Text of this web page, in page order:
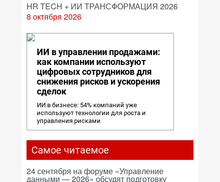
HR TECH + ИИ ТРАНСФОРМАЦИЯ 2026
8 октября 2026
ИИ в управлении продажами:
как компании используют
цифровых сотрудников для
снижения рисков и ускорения
сделок
ИИ в бизнесе: 54% компаний уже
используют технологии для роста и
управления рисками
Самое читаемое
24 сентября на форуме «Управление
данными — 2026» обсудят подготовку